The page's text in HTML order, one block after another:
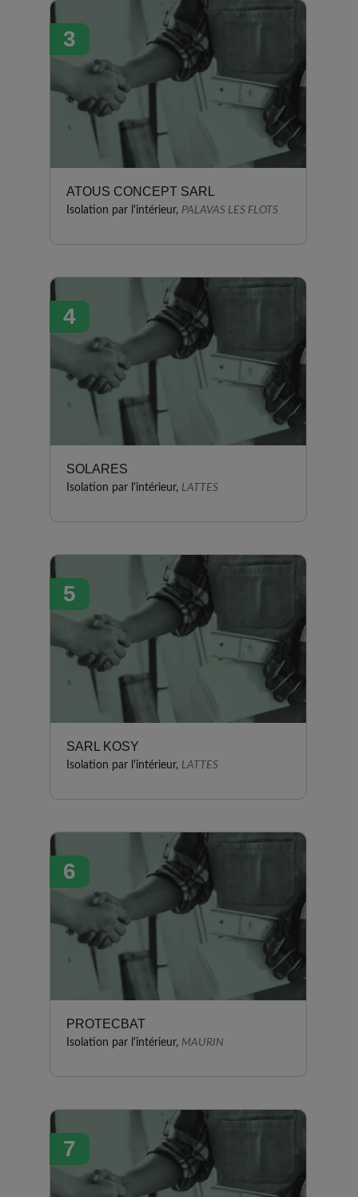
3
ATOUS CONCEPT SARL
Isolation par l'intérieur, PALAVAS LES FLOTS
4
SOLARES
Isolation par l'intérieur, LATTES
5
SARL KOSY
Isolation par l'intérieur, LATTES
6
PROTECBAT
Isolation par l'intérieur, MAURIN
7